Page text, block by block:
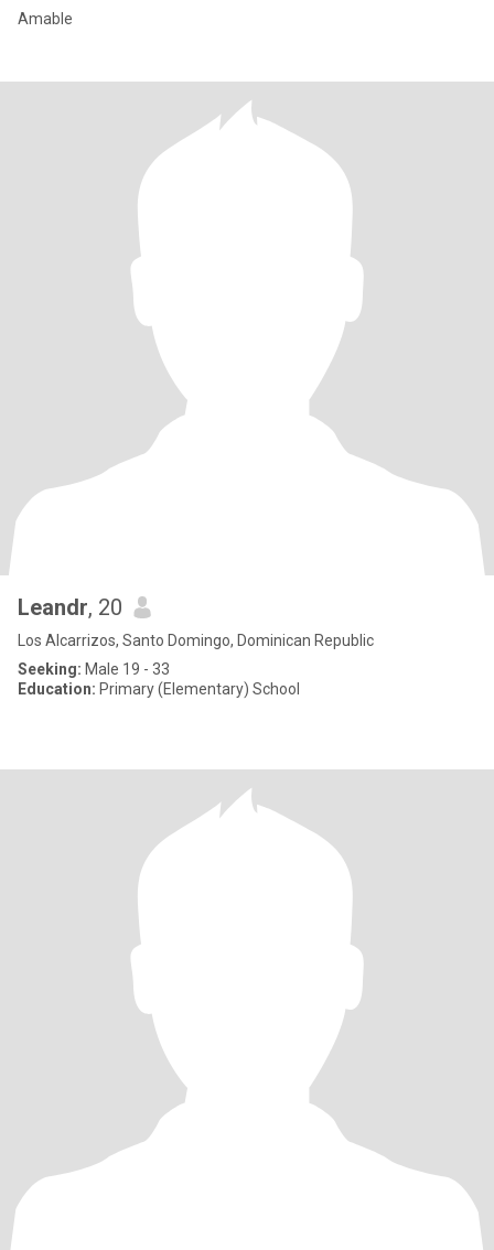
Amable
Leandr, 20
Los Alcarrizos, Santo Domingo, Dominican Republic
Seeking: Male 19 - 33
Education: Primary (Elementary) School